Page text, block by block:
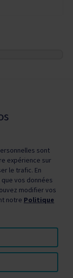
autorisation
site
sont
expérience sur
le trafic. En
vos données
modifier vos
notre Politique